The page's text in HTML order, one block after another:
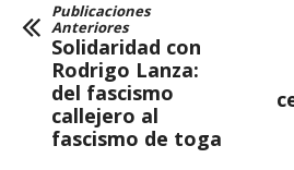
Publicaciones
Anteriores
Solidaridad con
Rodrigo Lanza:
del fascismo
callejero al
fascismo de toga